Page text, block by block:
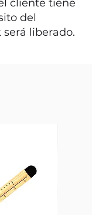
cliente tiene
del
liberado.